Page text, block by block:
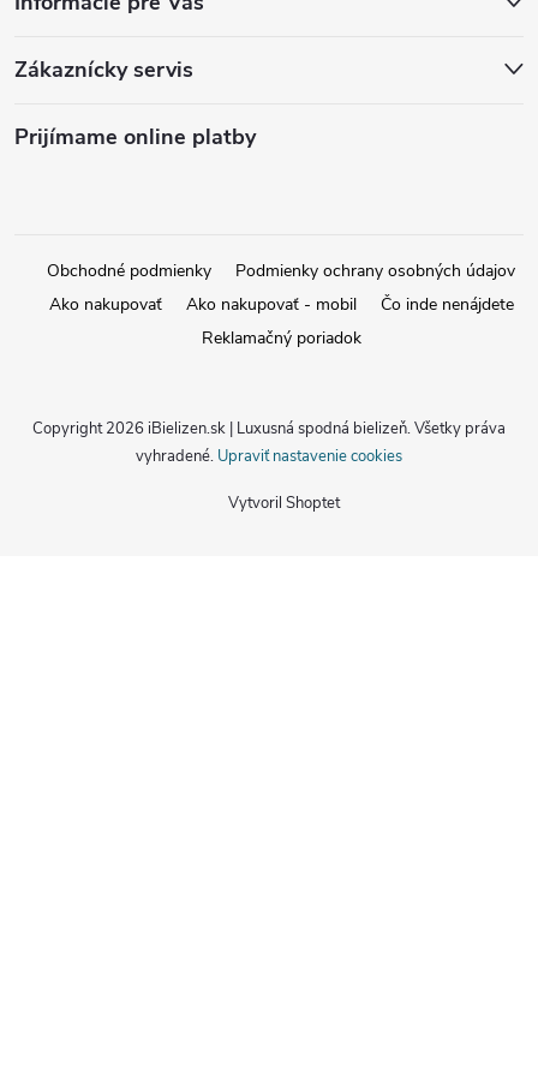
Zákaznícky servis
Prijímame online platby
Obchodné podmienky
Podmienky ochrany osobných údajov
Ako nakupovať
Ako nakupovať - mobil
Čo inde nenájdete
Reklamačný poriadok
Vytvoril Shoptet
Copyright 2026 iBielizen.sk | Luxusná spodná bielizeň. Všetky práva
vyhradené. Upraviť nastavenie cookies